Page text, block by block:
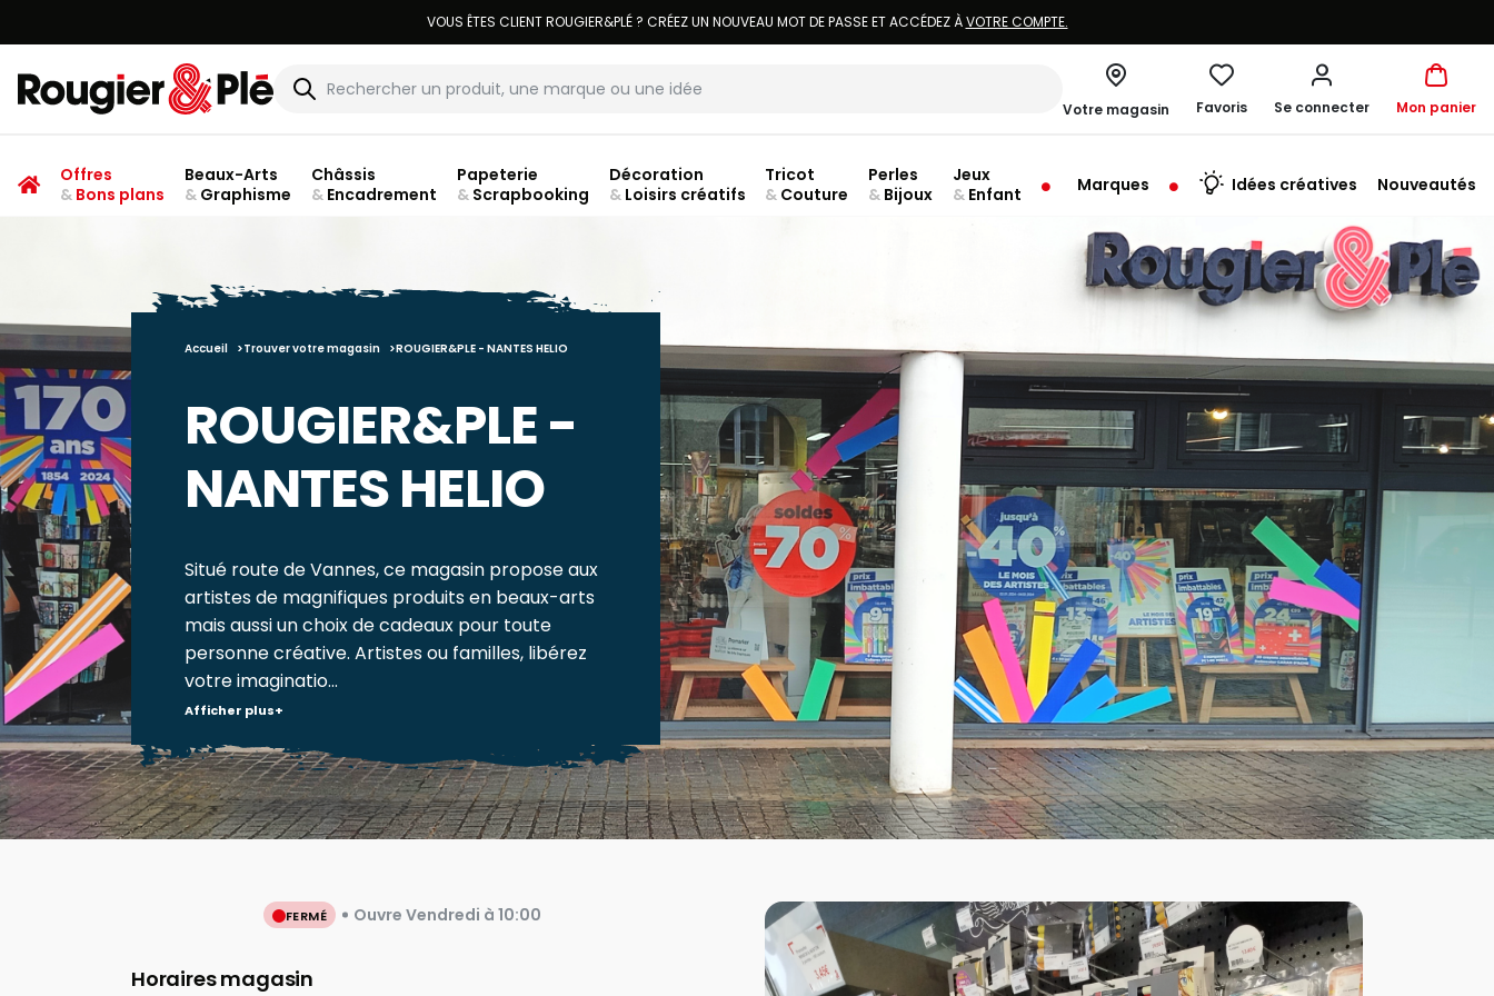
LIVRAISON À DOMICILE OFFERTE DÈS 70€.VOIR CONDITIONS
Votre magasin
jusqu'au Vendredi à 09:30
Favoris Se connecter Mon panier
Offres
&Bons plans
Beaux-Arts
&Graphisme
Châssis
&Encadrement
Papeterie
&Scrapbooking
Décoration
&Loisirs créatifs
Tricot
& Couture
Perles
& Bijoux
Jeux
& Enfant Marques Idées créatives Nouveautés
Accueil Trouver votre magasin ROUGIER&PLE - NANTES HELIO
ROUGIER&PLE -
NANTES HELIO
Situé route de Vannes, ce magasin propose aux
artistes de magnifiques produits en beaux-arts
mais aussi un choix de cadeaux pour toute
personne créative. Artistes ou familles, libérez
votre imaginatio...
Afficher plus
FERMÉ Ouvre Vendredi à 10:00
Horaires magasin